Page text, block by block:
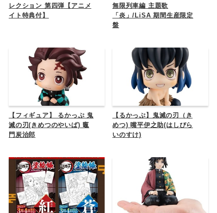
レクション 第四弾【アニメ
イト特典付】
無限列車編 主題歌
「炎」/LiSA 期間生産限定
盤
【フィギュア】 るかっぷ 鬼
滅の刃(きめつのやいば) 竈
門炭治郎
【るかっぷ】鬼滅の刃（き
めつ) 嘴平伊之助(はしびら
いのすけ)